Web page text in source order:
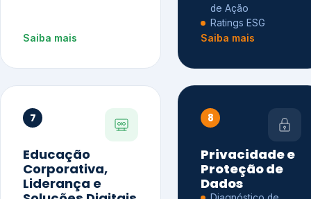
Saiba mais
de Ação
Ratings ESG
Saiba mais
7
Educação
Corporativa,
Liderança e
8
Privacidade e
Proteção de
Dados